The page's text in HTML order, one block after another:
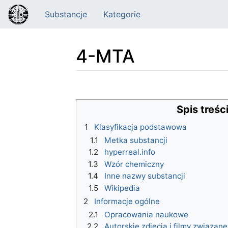
Substancje Kategorie
4-MTA
Spis treści
1
Klasyfikacja podstawowa
1.1
Metka substancji
1.2
hyperreal.info
1.3
Wzór chemiczny
1.4
Inne nazwy substancji
1.5
Wikipedia
2
Informacje ogólne
2.1
Opracowania naukowe